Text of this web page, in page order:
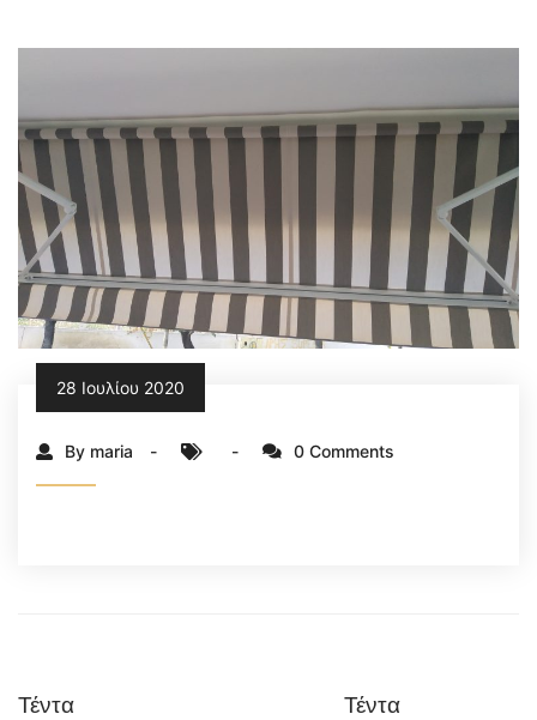
28 Ιουλίου 2020
By maria 0 Comments
Τέντα Τέντα